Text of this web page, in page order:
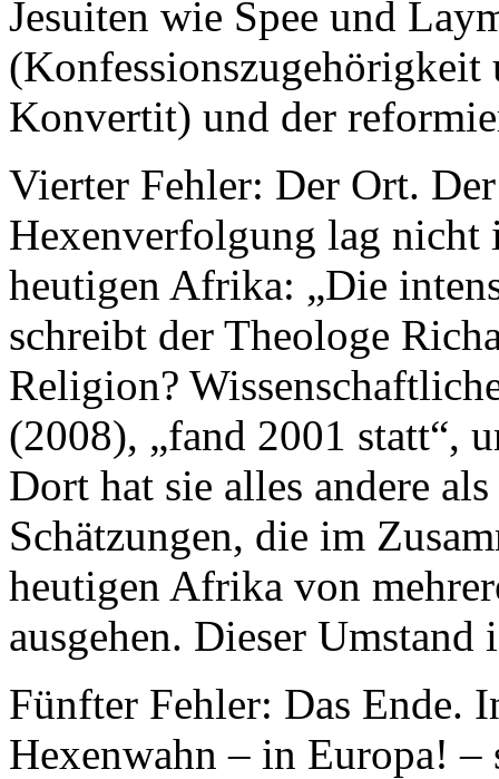
Jesuiten wie Spee und
Konvertit) und der
Vierter Fehler: Der Ort.
Hexenverfolgung lag nicht
heutigen Afrika: „Die
schreibt der Theologe
Religion?
(2008), „fand 2001 statt“,
Dort hat sie alles andere
Schätzungen, die im
heutigen Afrika von
ausgehen. Dieser
Fünfter Fehler: Das Ende.
Hexenwahn – in Europa!